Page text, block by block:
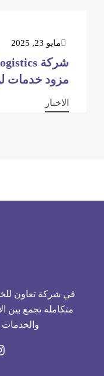
مايو 23, 2025
مزود خدمات
الاخبار
في شركة تعاون
متكاملة تجمع بين
والخدمات